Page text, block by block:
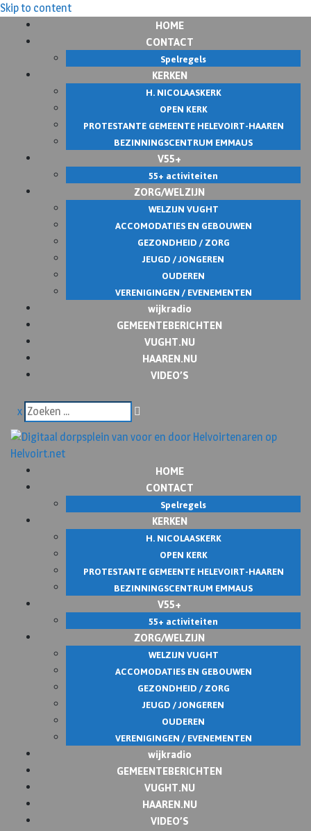
Skip to content
HOME
CONTACT
Spelregels
KERKEN
H. NICOLAASKERK
OPEN KERK
PROTESTANTE GEMEENTE HELEVOIRT-HAAREN
BEZINNINGSCENTRUM EMMAUS
V55+
55+ activiteiten
ZORG/WELZIJN
WELZIJN VUGHT
ACCOMODATIES EN GEBOUWEN
GEZONDHEID / ZORG
JEUGD / JONGEREN
OUDEREN
VERENIGINGEN / EVENEMENTEN
wijkradio
GEMEENTEBERICHTEN
VUGHT.NU
HAAREN.NU
VIDEO’S
x
HOME
CONTACT
Spelregels
KERKEN
H. NICOLAASKERK
OPEN KERK
PROTESTANTE GEMEENTE HELEVOIRT-HAAREN
BEZINNINGSCENTRUM EMMAUS
V55+
55+ activiteiten
ZORG/WELZIJN
WELZIJN VUGHT
ACCOMODATIES EN GEBOUWEN
GEZONDHEID / ZORG
JEUGD / JONGEREN
OUDEREN
VERENIGINGEN / EVENEMENTEN
wijkradio
GEMEENTEBERICHTEN
VUGHT.NU
HAAREN.NU
VIDEO’S